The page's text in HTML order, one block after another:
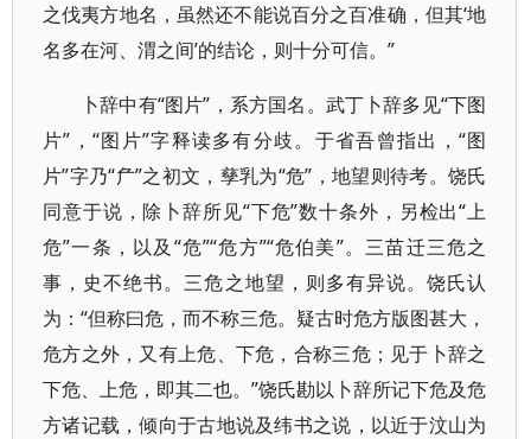
之伐夷方地名，虽然还不能说百分之百准确，但其‘地
名多在河、渭之间’的结论，则十分可信。”
卜辞中有“图片”，系方国名。武丁卜辞多见“下图
片”，“图片”字释读多有分歧。于省吾曾指出，“图
片”字乃“厃”之初文，孳乳为“危”，地望则待考。饶氏
同意于说，除卜辞所见“下危”数十条外，另检出“上
危”一条，以及“危”“危方”“危伯美”。三苗迁三危之
事，史不绝书。三危之地望，则多有异说。饶氏认
为：“但称曰危，而不称三危。疑古时危方版图甚大，
危方之外，又有上危、下危，合称三危；见于卜辞之
下危、上危，即其二也。”饶氏勘以卜辞所记下危及危
方诸记载，倾向于古地说及纬书之说，以近于汶山为